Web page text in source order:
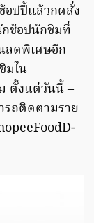
อปปี้แล้วกดสั่ง
ช้อปนักชิมที่
ลดพิเศษอีก
มใน
ตั้งแต่วันนี้ –
ถติดตามราย